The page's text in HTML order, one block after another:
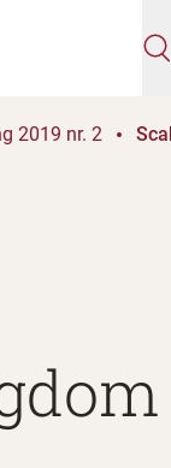
2019 nr. 2